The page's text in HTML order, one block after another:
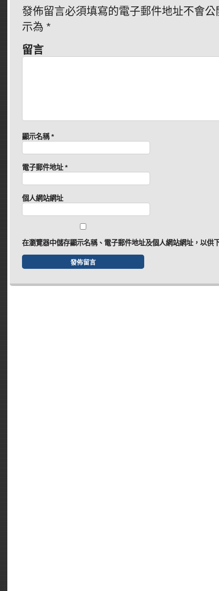
發佈留言必須填寫的電子郵件地址不會公
示為 *
留言
顯示名稱*
電子郵件地址*
個人網站網址
在瀏覽器中儲存顯示名稱、電子郵件地址及個人網站網址，以供